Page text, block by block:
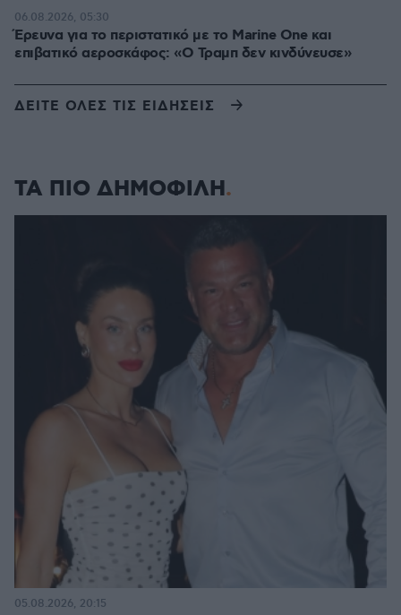
Έρευνα για το περιστατικό με το Marine One και
επιβατικό αεροσκάφος: «Ο Τραμπ δεν κινδύνευσε»
06.08.2026, 05:30
ΔΕΙΤΕ ΟΛΕΣ ΤΙΣ ΕΙΔΗΣΕΙΣ
ΤΑ ΠΙΟ ΔΗΜΟΦΙΛΗ
05.08.2026, 20:15